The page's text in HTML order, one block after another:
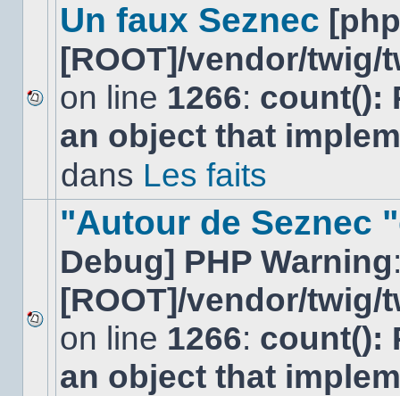
Aucun
nouveau
message
Un faux Seznec
[ROOT]/vendor/
on line 1266: count():
an object that
dans Les faits
Aucun
nouveau
message
non-
"Autour de Seznec
Debug] PHP Warning
[ROOT]/vendor/
on line 1266: count():
an object that